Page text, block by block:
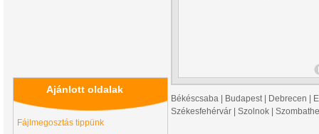
Békéscsaba Budapest| Debrecen
Székesfehérvár
Szolnok
Ajánlott oldalak
Fájlmegosztás tippünk